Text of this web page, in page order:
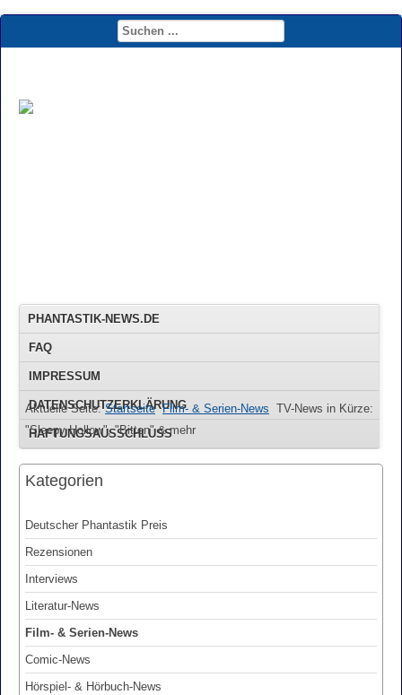
PHANTASTIK-NEWS.DE
FAQ
IMPRESSUM
DATENSCHUTZERKLÄRUNG
HAFTUNGSAUSSCHLUSS
Aktuelle Seite:Startseite Film- & Serien-News TV-News in Kürze:
"Sleepy Hollow", "Bitten" & mehr
Kategorien
Deutscher Phantastik Preis
Rezensionen
Interviews
Literatur-News
Film- & Serien-News
Comic-News
Hörspiel- & Hörbuch-News